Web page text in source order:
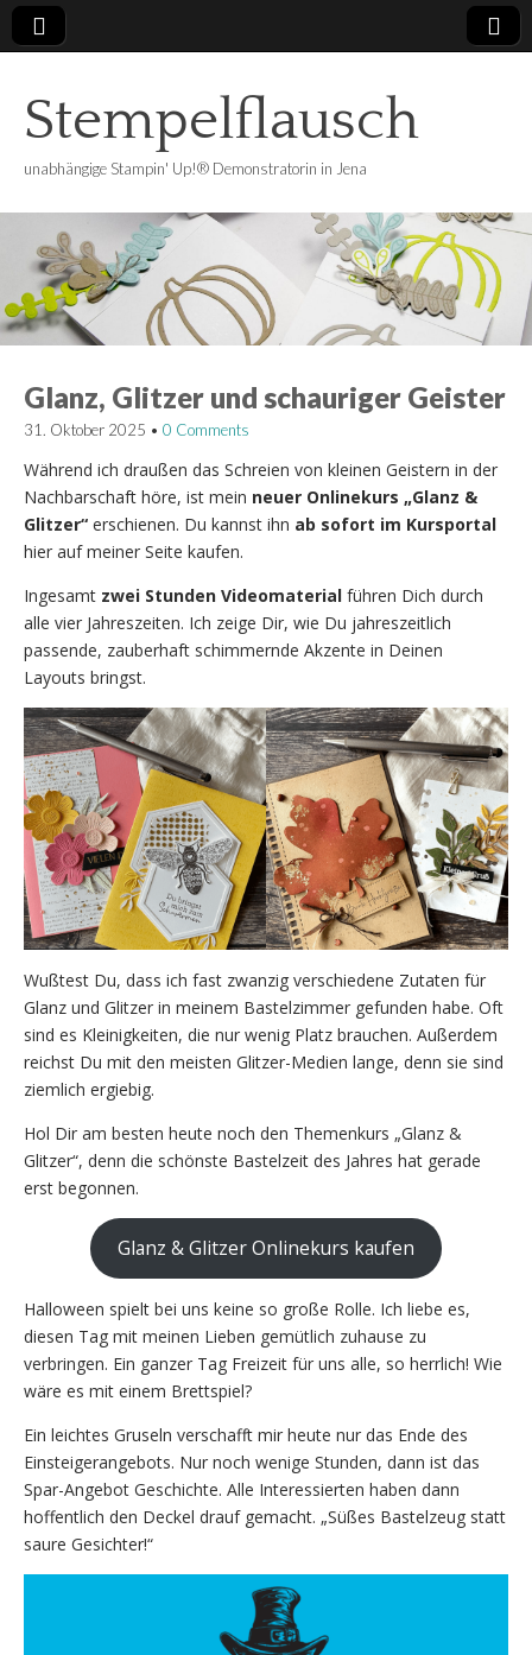
Stempelflausch
unabhängige Stampin' Up!® Demonstratorin in Jena
Glanz, Glitzer und schauriger Geister
31. Oktober 2025 • 0 Comments
Während ich draußen das Schreien von kleinen Geistern in der
Nachbarschaft höre, ist mein neuer Onlinekurs „Glanz &
Glitzer“ erschienen. Du kannst ihn ab sofort im Kursportal
hier auf meiner Seite kaufen.
Ingesamt zwei Stunden Videomaterial führen Dich durch
alle vier Jahreszeiten. Ich zeige Dir, wie Du jahreszeitlich
passende, zauberhaft schimmernde Akzente in Deinen
Layouts bringst.
Wußtest Du, dass ich fast zwanzig verschiedene Zutaten für
Glanz und Glitzer in meinem Bastelzimmer gefunden habe. Oft
sind es Kleinigkeiten, die nur wenig Platz brauchen. Außerdem
reichst Du mit den meisten Glitzer-Medien lange, denn sie sind
ziemlich ergiebig.
Hol Dir am besten heute noch den Themenkurs „Glanz &
Glitzer“, denn die schönste Bastelzeit des Jahres hat gerade
erst begonnen.
Glanz & Glitzer Onlinekurs kaufen
Halloween spielt bei uns keine so große Rolle. Ich liebe es,
diesen Tag mit meinen Lieben gemütlich zuhause zu
verbringen. Ein ganzer Tag Freizeit für uns alle, so herrlich! Wie
wäre es mit einem Brettspiel?
Ein leichtes Gruseln verschafft mir heute nur das Ende des
Einsteigerangebots. Nur noch wenige Stunden, dann ist das
Spar-Angebot Geschichte. Alle Interessierten haben dann
hoffentlich den Deckel drauf gemacht. „Süßes Bastelzeug statt
saure Gesichter!“